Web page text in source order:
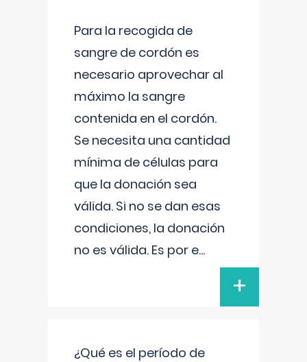
Para la recogida de
sangre de cordón es
necesario aprovechar al
máximo la sangre
contenida en el cordón.
Se necesita una cantidad
mínima de células para
que la donación sea
válida. Si no se dan esas
condiciones, la donación
no es válida. Es por e...
+
¿Qué es el período de